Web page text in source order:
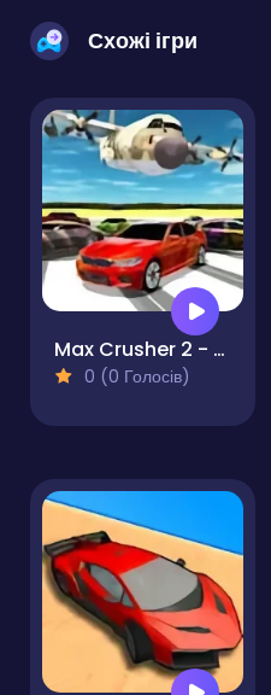
Схожі ігри
Max Crusher 2 - Destruction Drift and Racing!
0 (0 Голосів)